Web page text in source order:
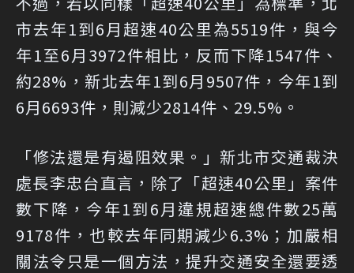
市去年1到6月超速40公里為5519件，與今
年1至6月3972件相比，反而下降1547件、
約28%，新北去年1到6月9507件，今年1到
6月6693件，則減少2814件、29.5%。
「修法還是有遏阻效果。」新北市交通裁決
處長李忠台直言，除了「超速40公里」案件
數下降，今年1到6月違規超速總件數25萬
9178件，也較去年同期減少6.3%；加嚴相
關法令只是一個方法，提升交通安全還要透